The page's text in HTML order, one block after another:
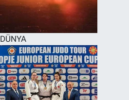
DÜNYA